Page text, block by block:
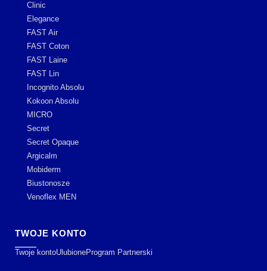
Clinic
Elegance
FAST Air
FAST Coton
FAST Laine
FAST Lin
Incognito Absolu
Kokoon Absolu
MICRO
Secret
Secret Opaque
Argicalm
Mobiderm
Biustonosze
Venoflex MEN
TWOJE KONTO
Twoje kontoUlubioneProgram Partnerski